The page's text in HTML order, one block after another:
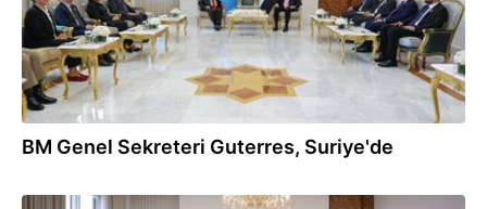
BM Genel Sekreteri Guterres, Suriye'de